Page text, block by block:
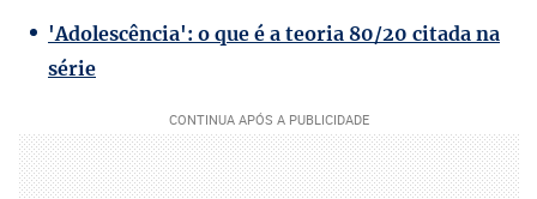
'Adolescência': o que é a teoria 80/20 citada na
série